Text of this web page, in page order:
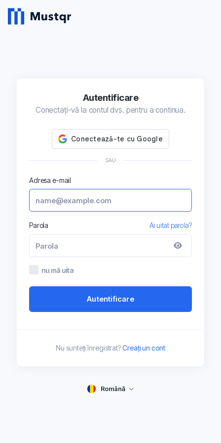
Autentificare
Conectați-vă la contul dvs. pentru a continua.
SAU
Adresa e-mail
Parola Ai uitat parola?
nu mă uita
Autentificare
Nu sunteți înregistrat?Creați un cont
Română